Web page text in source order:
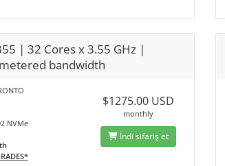
| 32 Cores x 3.55 GHz |
bandwidth
NVMe
$1275.00 USD
monthly
İndi sifariş et